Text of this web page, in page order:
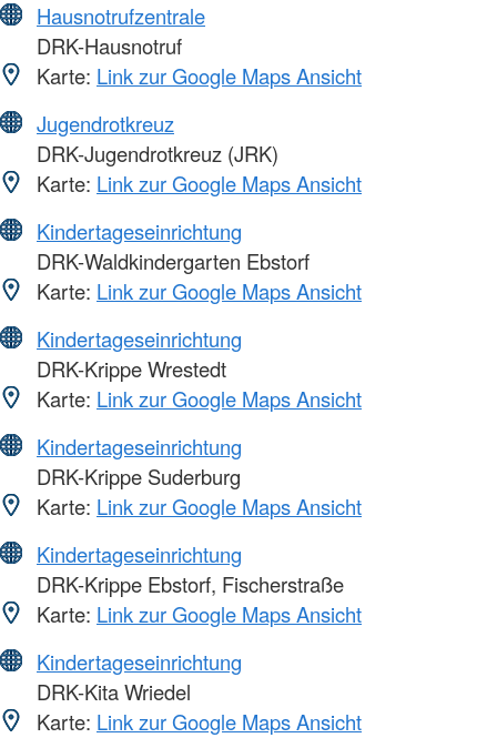
Hausnotrufzentrale
DRK-Hausnotruf
Karte: Link zur Google Maps Ansicht
Jugendrotkreuz
DRK-Jugendrotkreuz (JRK)
Karte: Link zur Google Maps Ansicht
Kindertageseinrichtung
DRK-Waldkindergarten Ebstorf
Karte: Link zur Google Maps Ansicht
Kindertageseinrichtung
DRK-Krippe Wrestedt
Karte: Link zur Google Maps Ansicht
Kindertageseinrichtung
DRK-Krippe Suderburg
Karte: Link zur Google Maps Ansicht
Kindertageseinrichtung
DRK-Krippe Ebstorf, Fischerstraße
Karte: Link zur Google Maps Ansicht
Kindertageseinrichtung
DRK-Kita Wriedel
Karte: Link zur Google Maps Ansicht